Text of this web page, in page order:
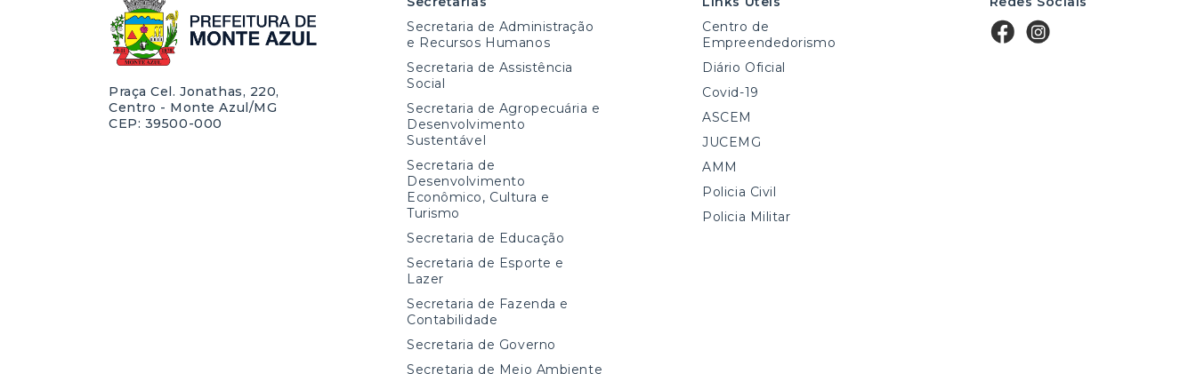
Praça Cel. Jonathas, 220,
Centro - Monte Azul/MG
CEP: 39500-000
Secretaria de Administração
e Recursos Humanos
Secretaria de Assistência
Social
Secretaria de Agropecuária e
Desenvolvimento
Sustentável
Secretaria de
Desenvolvimento
Econômico, Cultura e
Turismo
Secretaria de Educação
Secretaria de Esporte e
Lazer
Secretaria de Fazenda e
Contabilidade
Secretaria de Governo
Secretaria de Meio Ambiente
Centro de
Empreendedorismo
Diário Oficial
Covid-19
ASCEM
JUCEMG
AMM
Policia Civil
Policia Militar